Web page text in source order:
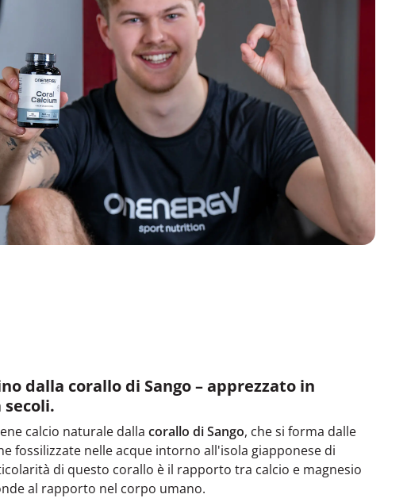
dalla corallo di Sango – apprezzato in
secoli.
calcio naturale dalla corallo di Sango, che si forma dalle
fossilizzate nelle acque intorno all'isola giapponese di
di questo corallo è il rapporto tra calcio e magnesio
al rapporto nel corpo umano.